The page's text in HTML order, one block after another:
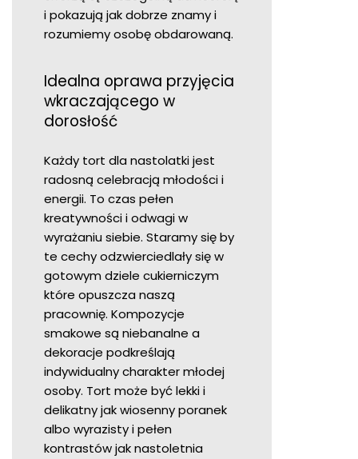
i pokazują jak dobrze znamy i
rozumiemy osobę obdarowaną.
Idealna oprawa przyjęcia
wkraczającego w
dorosłość
Każdy tort dla nastolatki jest
radosną celebracją młodości i
energii. To czas pełen
kreatywności i odwagi w
wyrażaniu siebie. Staramy się by
te cechy odzwierciedlały się w
gotowym dziele cukierniczym
które opuszcza naszą
pracownię. Kompozycje
smakowe są niebanalne a
dekoracje podkreślają
indywidualny charakter młodej
osoby. Tort może być lekki i
delikatny jak wiosenny poranek
albo wyrazisty i pełen
kontrastów jak nastoletnia